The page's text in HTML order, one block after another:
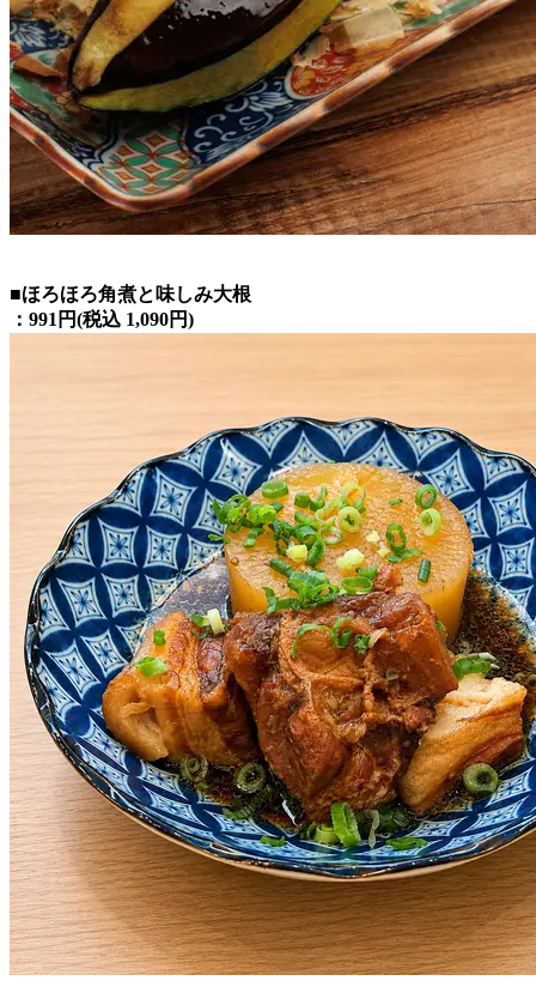
■ほろほろ角煮と味しみ大根
：991円(税込 1,090円)